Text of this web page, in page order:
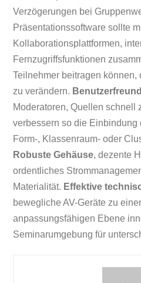
Verzögerungen bei
Präsentationssoftware sollte
Kollaborationsplattformen,
Fernzugriffsfunktionen
Teilnehmer beitragen
zu verändern.
Moderatoren, Quellen schnell
verbessern so die Einbindung
Form-, Klassenraum- oder
Robuste Gehäuse, dezente
ordentliches
Materialität. Effektive
bewegliche AV-Geräte zu
anpassungsfähigen Ebene
Seminarumgebung für